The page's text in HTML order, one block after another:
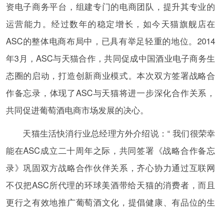
资电子商务平台，组建专门的电商团队，提升其专业的
运营能力。经过数年的稳定增长，如今天猫旗舰店在
ASC的整体电商布局中，已具有举足轻重的地位。2014
年3月，ASC与天猫合作，共同促成中国酒业电子商务生
态圈的启动，打造创新商业模式。本次双方签署战略合
作备忘录，体现了ASC与天猫将进一步深化合作关系，
共同促进葡萄酒电商市场发展的决心。
天猫生活快消行业总经理方外介绍说：“ 我们很荣幸
能在ASC成立二十周年之际，共同签署《战略合作备忘
录》巩固双方战略合作伙伴关系，齐心协力通过互联网
不仅把ASC所代理的环球美酒带给天猫的消费者，而且
更行之有效地推广葡萄酒文化，提倡健康、有品位的生